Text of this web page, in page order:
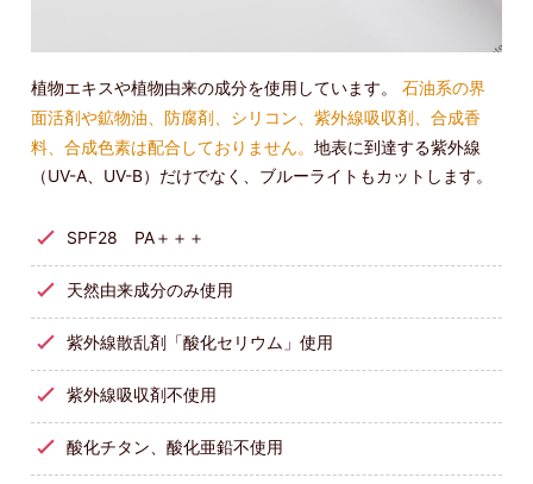
植物エキスや植物由来の成分を使用しています。石油系の界
面活剤や鉱物油、防腐剤、シリコン、紫外線吸収剤、合成香
料、合成色素は配合しておりません。地表に到達する紫外線
（UV-A、UV-B）だけでなく、ブルーライトもカットします。
SPF28 PA＋＋＋
天然由来成分のみ使用
紫外線散乱剤「酸化セリウム」使用
紫外線吸収剤不使用
酸化チタン、酸化亜鉛不使用